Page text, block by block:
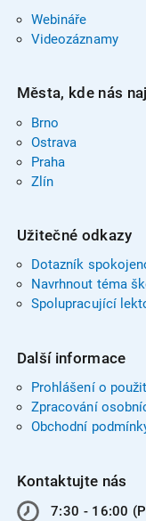
Webináře
Videozáznamy
Města, kde nás
Brno
Ostrava
Praha
Zlín
Užitečné odkazy
Dotazník
Navrhnout téma
Spolupracující
Další informace
Prohlášení o
Zpracování
Obchodní
Kontaktujte nás
7:30 - 16:00